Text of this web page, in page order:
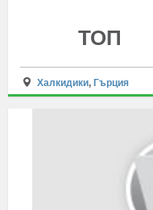
ТОП
Халкидики, Гърция